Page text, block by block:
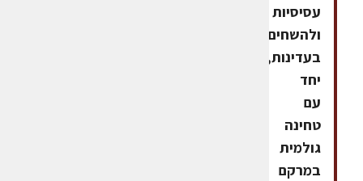
עסיסיות
ולהשחים
בעדינות,
יחד
עם
טחינה
גולמית
במרקם